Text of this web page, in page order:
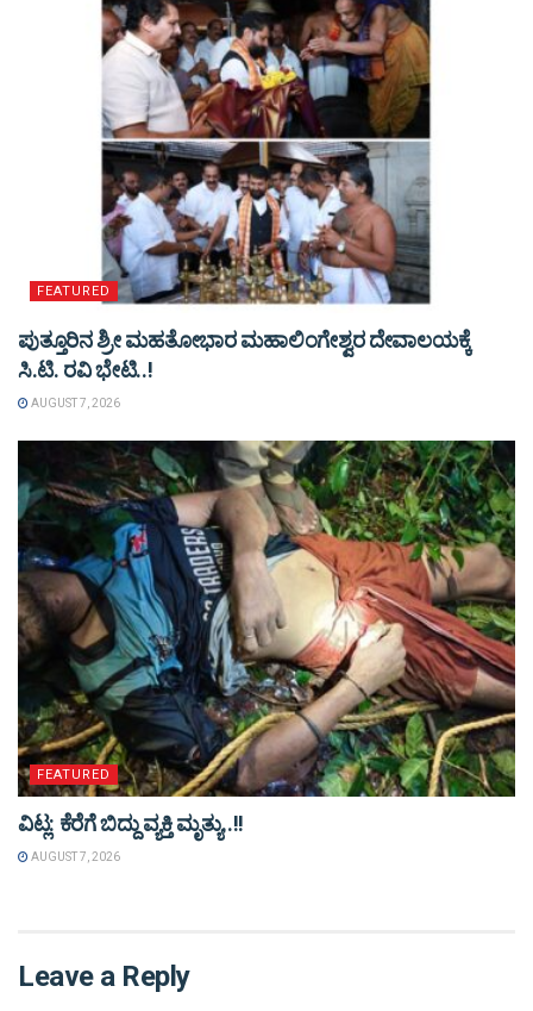
FEATURED
ಪುತ್ತೂರಿನ ಶ್ರೀ ಮಹತೋಭಾರ ಮಹಾಲಿಂಗೇಶ್ವರ ದೇವಾಲಯಕ್ಕೆ
ಸಿ.ಟಿ. ರವಿ ಭೇಟಿ..!
AUGUST 7, 2026
FEATURED
ವಿಟ್ಲ: ಕೆರೆಗೆ ಬಿದ್ದು ವ್ಯಕ್ತಿ ಮೃತ್ಯು..!!
AUGUST 7, 2026
Leave a Reply